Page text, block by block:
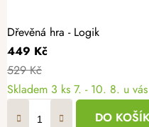
Dřevěná hra - Logik
449 Kč
529 Kč
Skladem 3 ks 7. - 10. 8. u vás
DO